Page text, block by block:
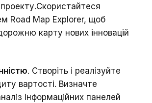
проекту.Скористайтеся
Road Map Explorer, щоб
карту нових інновацій
. Створіть і реалізуйте
вартості. Визначте
інформаційних панелей